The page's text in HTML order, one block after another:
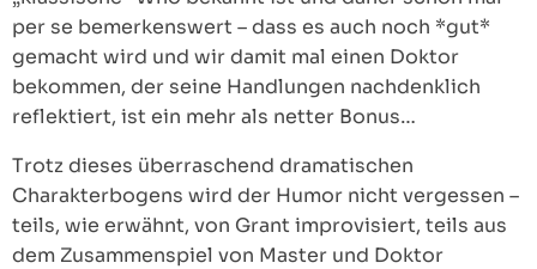
per se bemerkenswert – dass es auch noch *gut*
gemacht wird und wir damit mal einen Doktor
bekommen, der seine Handlungen nachdenklich
reflektiert, ist ein mehr als netter Bonus…
Trotz dieses überraschend dramatischen
Charakterbogens wird der Humor nicht vergessen –
teils, wie erwähnt, von Grant improvisiert, teils aus
dem Zusammenspiel von Master und Doktor